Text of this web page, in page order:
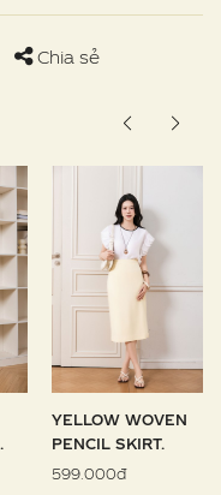
Chia sẻ
YELLOW WOVEN
PENCIL SKIRT.
599.000đ